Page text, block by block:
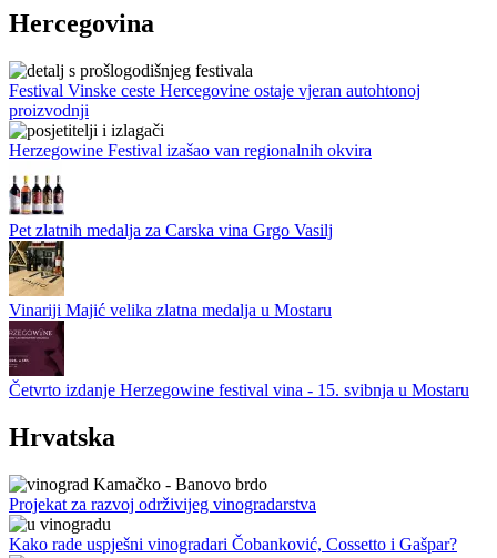
Hercegovina
Festival Vinske ceste Hercegovine ostaje vjeran autohtonoj
proizvodnji
Herzegowine Festival izašao van regionalnih okvira
Pet zlatnih medalja za Carska vina Grgo Vasilj
Vinariji Majić velika zlatna medalja u Mostaru
Četvrto izdanje Herzegowine festival vina - 15. svibnja u Mostaru
Hrvatska
Projekat za razvoj održivijeg vinogradarstva
Kako rade uspješni vinogradari Čobanković, Cossetto i Gašpar?